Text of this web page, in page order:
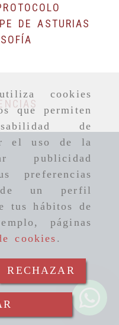
cookies
que permiten
de
el uso de la
publicidad
preferencias
un perfil
tus hábitos de
páginas
cookies .
RECHAZAR
DE ASTURIAS